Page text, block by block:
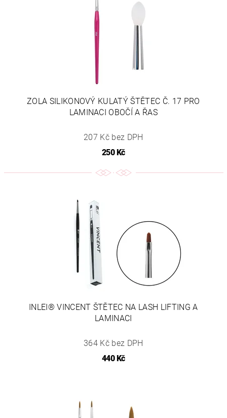
ZOLA SILIKONOVÝ KULATÝ ŠTĚTEC Č. 17 PRO
LAMINACI OBOČÍ A ŘAS
207 Kč bez DPH
250 Kč
INLEI® VINCENT ŠTĚTEC NA LASH LIFTING A
LAMINACI
364 Kč bez DPH
440 Kč